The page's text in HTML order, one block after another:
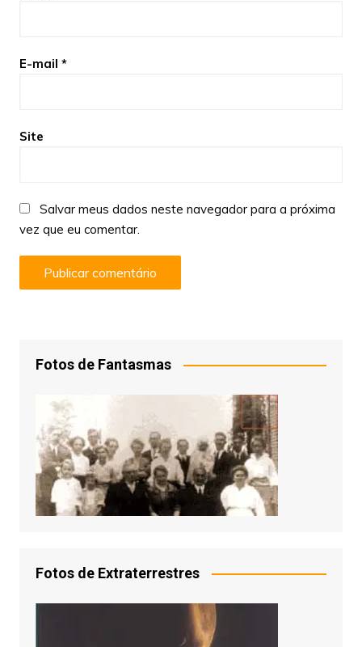
E-mail *
Site
Salvar meus dados neste navegador para a próxima
vez que eu comentar.
Fotos de Fantasmas
Fotos de Extraterrestres